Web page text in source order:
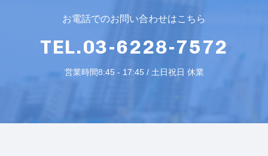
お電話でのお問い合わせはこちら
TEL.03-6228-7572
営業時間8:45 - 17:45 / 土日祝日 休業